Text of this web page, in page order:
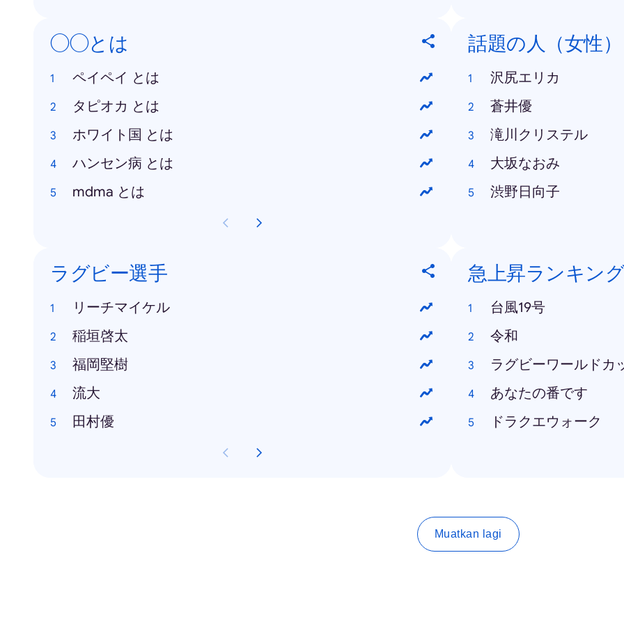
◯◯とは
ペイペイ とは
タピオカ とは
ホワイト国 とは
ハンセン病 とは
mdma とは
話題の人（女性）
沢尻エリカ
蒼井優
滝川クリステル
大坂なおみ
渋野日向子
ラグビー選手
リーチマイケル
稲垣啓太
福岡堅樹
流大
田村優
急上昇ランキング
台風19号
令和
ラグビーワールドカ
あなたの番です
ドラクエウォーク
Muatkan lagi